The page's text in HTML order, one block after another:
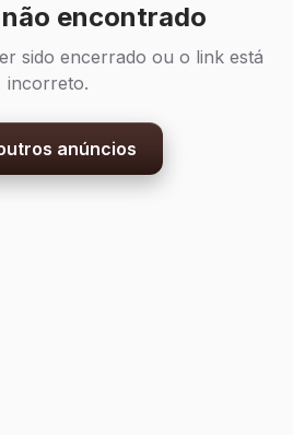
encontrado
sido encerrado ou o link está
incorreto.
anúncios